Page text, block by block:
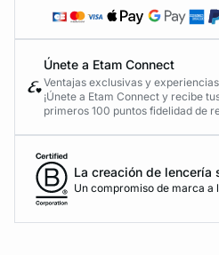
Únete a Etam Connect
Ventajas exclusivas y
¡Únete a Etam Connect y recibe
primeros 100 puntos fidelidad de
La creación de lencería
Un compromiso de marca a